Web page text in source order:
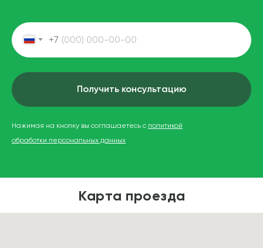
+7
Получить консультацию
Нажимая на кнопку вы соглашаетесь с политикой
обработки персональных данных
Карта проезда